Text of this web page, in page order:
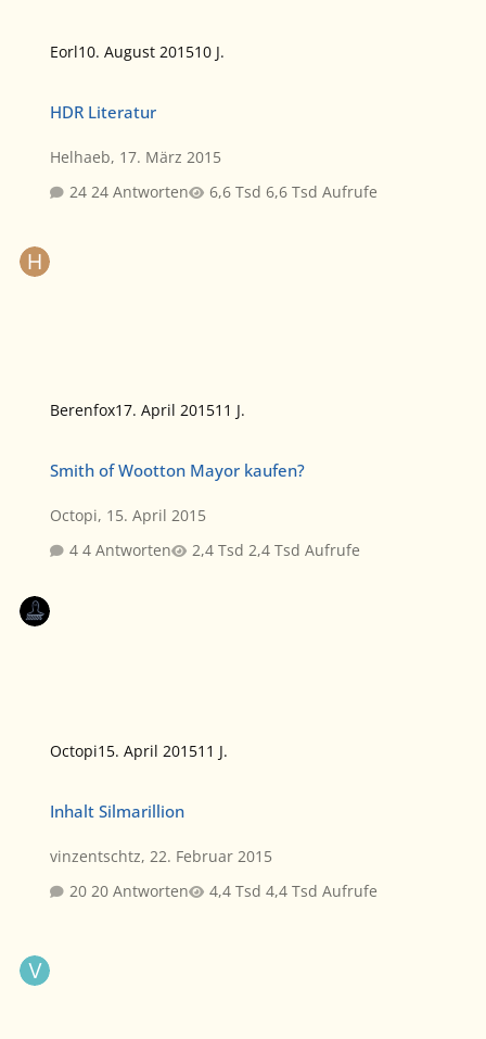
Eorl10. August 201510 J.
HDR Literatur
Helhaeb, 17. März 2015
24 Antworten
6,6 Tsd Aufrufe
Berenfox17. April 201511 J.
Smith of Wootton Mayor kaufen?
Octopi, 15. April 2015
4 Antworten
2,4 Tsd Aufrufe
Octopi15. April 201511 J.
Inhalt Silmarillion
vinzentschtz,22. Februar 2015
20 Antworten
4,4 Tsd Aufrufe